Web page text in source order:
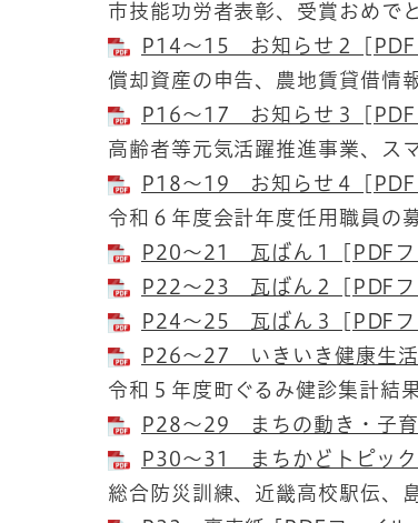
市技能功労者表彰、受賞おめで
P14～15 お知らせ２ [PDF
償却資産の申告、農地賃貸借情
P16～17 お知らせ３ [PDF
高齢者等元気活躍推進事業、ス
P18～19 お知らせ４ [PDF
令和６年度会計年度任用職員の
P20～21 瓦ばん１ [PDFフ
P22～23 瓦ばん２ [PDFフ
P24～25 瓦ばん３ [PDFフ
P26～27 いきいき健康生
令和５年度町ぐるみ健診集計結
P28～29 まちの動き・子
P30～31 まちかどトピッ
総合防災訓練、近畿高校駅伝、